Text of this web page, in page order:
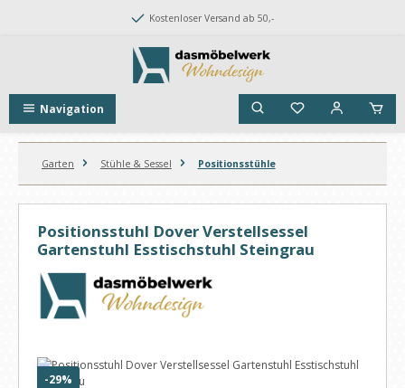
Zum Hauptinhalt springenKostenloser Versand ab 50,-
Navigation
Garten Stühle & Sessel Positionsstühle
Positionsstuhl Dover Verstellsessel
Gartenstuhl Esstischstuhl Steingrau
Bildergalerie überspringen
-29% Rabatt